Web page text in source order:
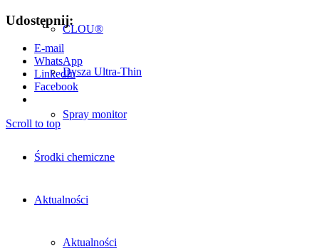
CLOU®
Dysza Ultra-Thin
Spray monitor
Środki chemiczne
Aktualności
Aktualności
Udostępnij:
E-mail
WhatsApp
LinkedIn
Facebook
Scroll to top